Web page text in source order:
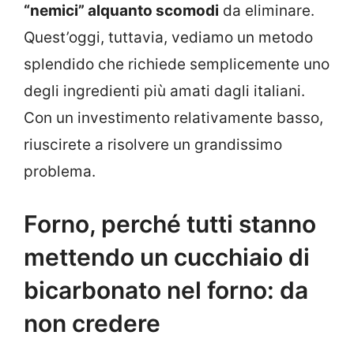
“nemici” alquanto scomodi da eliminare.
Quest’oggi, tuttavia, vediamo un metodo
splendido che richiede semplicemente uno
degli ingredienti più amati dagli italiani.
Con un investimento relativamente basso,
riuscirete a risolvere un grandissimo
problema.
Forno, perché tutti stanno
mettendo un cucchiaio di
bicarbonato nel forno: da
non credere